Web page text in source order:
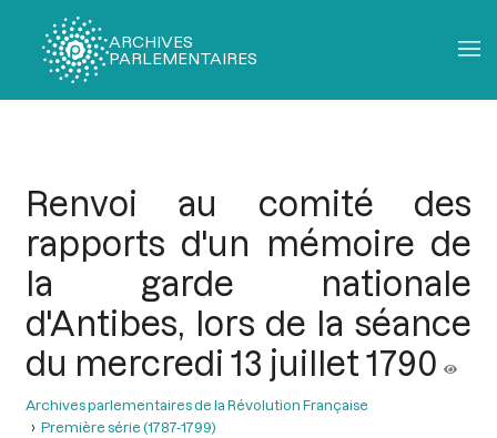
ARCHIVES
PARLEMENTAIRES
Renvoi au comité des
rapports d'un mémoire de
la garde nationale
d'Antibes, lors de la séance
du mercredi 13 juillet 1790
Archives parlementaires de la Révolution Française
Première série (1787-1799)